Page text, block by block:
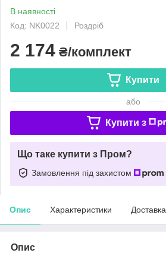
В наявності
Код: NK0022
Роздріб
2 174 ₴/комплект
Купити
або
Купити з
Що таке купити з Пром?
Замовлення під захистом
Опис Характеристики Доставка
Опис